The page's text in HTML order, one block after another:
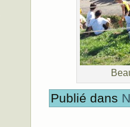
Publié dans